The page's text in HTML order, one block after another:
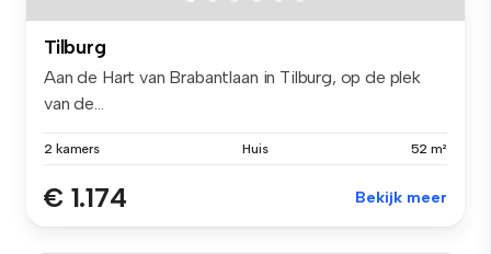
Tilburg
Aan de Hart van Brabantlaan in Tilburg, op de plek
van de...
2 kamers Huis 52 m²
€ 1.174 Bekijk meer